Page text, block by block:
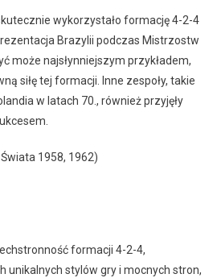
wykorzystało formację 4-2-4
Brazylii podczas Mistrzostw
może najsłynniejszym przykładem,
siłę tej formacji. Inne zespoły, takie
w latach 70., również przyjęły
1958, 1962)
formacji 4-2-4,
unikalnych stylów gry i mocnych stron,